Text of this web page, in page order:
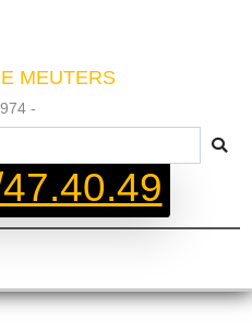
MEUTERS
-